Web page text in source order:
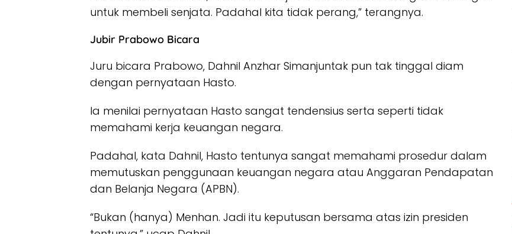
untuk membeli senjata. Padahal kita tidak perang,” terangnya.
Jubir Prabowo Bicara
Juru bicara Prabowo, Dahnil Anzhar Simanjuntak pun tak tinggal diam
dengan pernyataan Hasto.
Ia menilai pernyataan Hasto sangat tendensius serta seperti tidak
memahami kerja keuangan negara.
Padahal, kata Dahnil, Hasto tentunya sangat memahami prosedur dalam
memutuskan penggunaan keuangan negara atau Anggaran Pendapatan
dan Belanja Negara (APBN).
“Bukan (hanya) Menhan. Jadi itu keputusan bersama atas izin presiden